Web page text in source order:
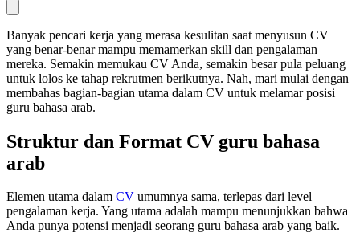
Banyak pencari kerja yang merasa kesulitan saat menyusun CV
yang benar-benar mampu memamerkan skill dan pengalaman
mereka. Semakin memukau CV Anda, semakin besar pula peluang
untuk lolos ke tahap rekrutmen berikutnya. Nah, mari mulai dengan
membahas bagian-bagian utama dalam CV untuk melamar posisi
guru bahasa arab.
Struktur dan Format CV guru bahasa
arab
Elemen utama dalam CV umumnya sama, terlepas dari level
pengalaman kerja. Yang utama adalah mampu menunjukkan bahwa
Anda punya potensi menjadi seorang guru bahasa arab yang baik.